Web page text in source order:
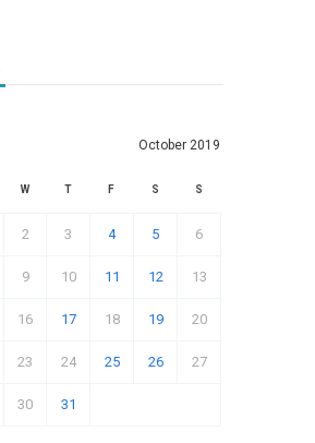
October 2019
W T F S S
2 3 4 5 6
9 10 11 12 13
16 17 18 19 20
23 24 25 26 27
30 31